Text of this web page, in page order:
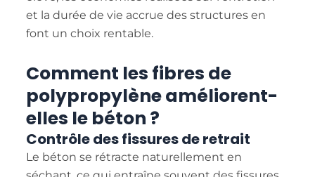
et la durée de vie accrue des structures en
font un choix rentable.
Comment les fibres de
polypropylène améliorent-
elles le béton ?
Contrôle des fissures de retrait
Le béton se rétracte naturellement en